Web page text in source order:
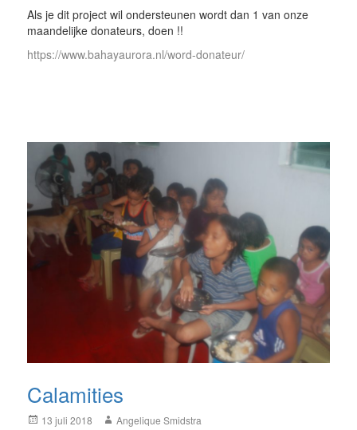
Als je dit project wil ondersteunen wordt dan 1 van onze
maandelijke donateurs, doen !!
https://www.bahayaurora.nl/word-donateur/
Calamities
Posted
13 juli 2018 Author
Angelique Smidstra